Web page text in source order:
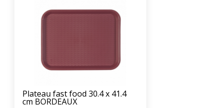
Plateau fast food 30.4 x 41.4
cm BORDEAUX